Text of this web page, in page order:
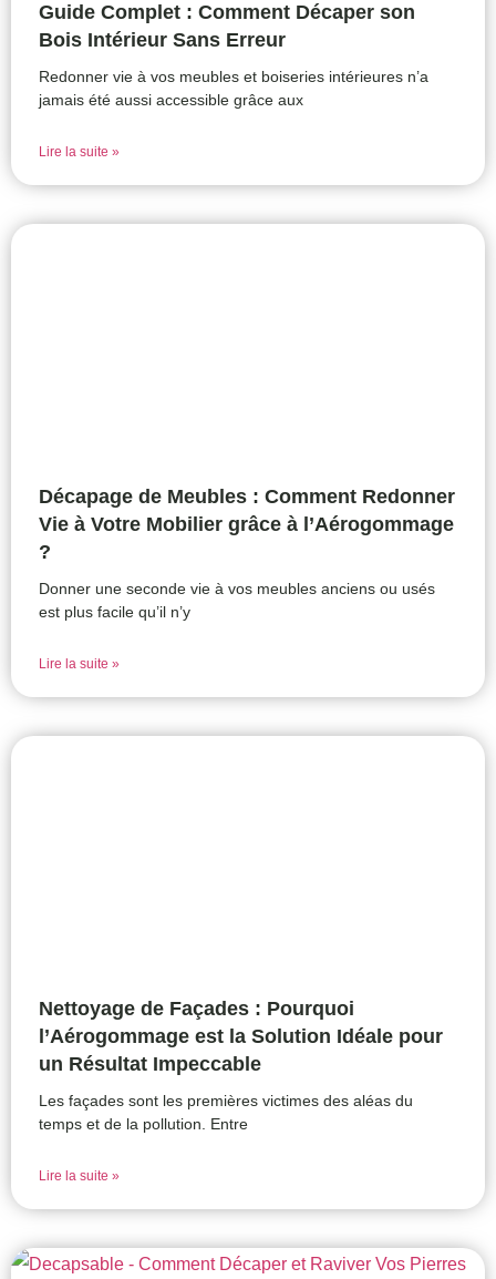
Guide Complet : Comment Décaper son
Bois Intérieur Sans Erreur
Redonner vie à vos meubles et boiseries intérieures n’a
jamais été aussi accessible grâce aux
Lire la suite »
Décapage de Meubles : Comment Redonner
Vie à Votre Mobilier grâce à l’Aérogommage
?
Donner une seconde vie à vos meubles anciens ou usés
est plus facile qu’il n’y
Lire la suite »
Nettoyage de Façades : Pourquoi
l’Aérogommage est la Solution Idéale pour
un Résultat Impeccable
Les façades sont les premières victimes des aléas du
temps et de la pollution. Entre
Lire la suite »